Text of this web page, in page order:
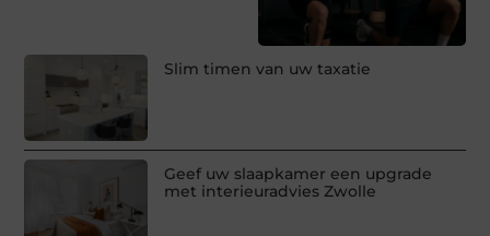
Slim timen van uw taxatie
Geef uw slaapkamer een upgrade
met interieuradvies Zwolle